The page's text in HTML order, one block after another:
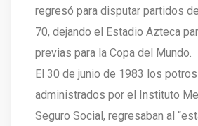
regresó para disputar partidos
70, dejando el Estadio Azteca
previas para la Copa del Mundo.
El 30 de junio de 1983 los
administrados por el Instituto
Seguro Social, regresaban al